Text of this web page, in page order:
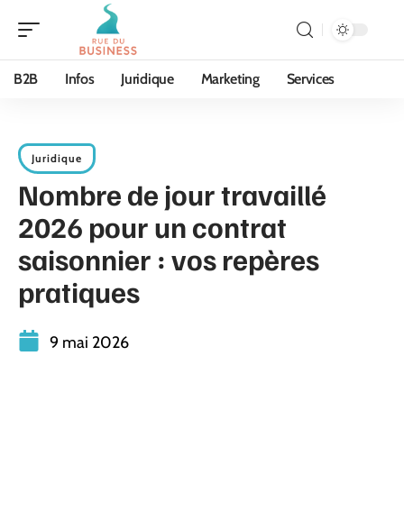
B2B Infos Juridique Marketing Services
Juridique
Nombre de jour travaillé
2026 pour un contrat
saisonnier : vos repères
pratiques
9 mai 2026